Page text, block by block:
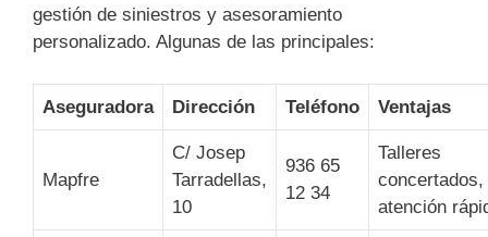
gestión de siniestros y asesoramiento
personalizado. Algunas de las principales:
Aseguradora Dirección Teléfono Ventajas
Mapfre
C/ Josep
Tarradellas,
10
936 65
12 34
Talleres
concertados,
atención